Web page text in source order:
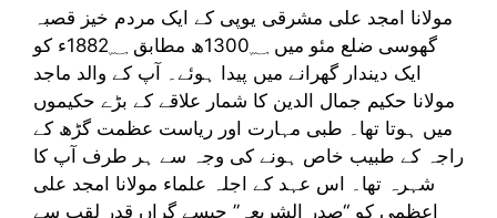
مولانا امجد علی مشرقی یوپی کے ایک مردم خیز قصبہ
گھوسی ضلع مئو میں 1300؁ھ مطابق 1882؁ء کو
ایک دیندار گھرانے میں پیدا ہوئے۔ آپ کے والد ماجد
مولانا حکیم جمال الدین کا شمار علاقے کے بڑے حکیموں
میں ہوتا تھا۔ طبی مہارت اور ریاست عظمت گڑھ کے
راجہ کے طبیب خاص ہونے کی وجہ سے ہر طرف آپ کا
شہرہ تھا۔ اس عہد کے اجلہ علماء مولانا امجد علی
اعظمی کو “صدر الشریعہ” جیسے گراں قدر لقب سے